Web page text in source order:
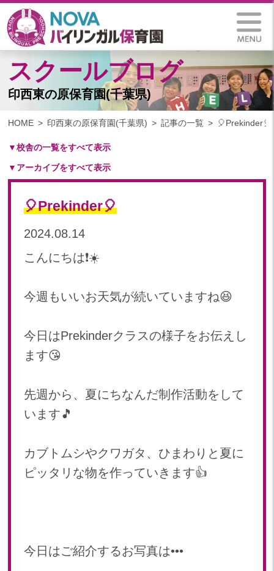
スクールブログ
印西東の原保育園(千葉県)
HOME 印西東の原保育園(千葉県) 記事の一覧 🎈Prekinder🎈
▼校舎の一覧をすべて表示
札幌保育園（北海道）
仙台八木山保育園（宮城県）
仙台富沢保育園（宮城県）
つくば西平塚保育園(茨城県)
札幌東雁来保育園(北海道)
▼アーカイブをすべて表示
2024年 11月(10)
2024年 10月(20)
2024年 08月(21)
2024年 06月(19)
2024年 04月(20)
2024年 02月(19)
2023
2023年 12月(20)
2023年 10月(21)
2023年 09月(19)
2023年 04月(19)
🎈Prekinder🎈
2024.08.14
こんにちは❗️☀️
今週もいいお天気が続いていますね😆
今日はPrekinderクラスの様子をお伝えし
ます😘
先週から、夏にちなんだ制作活動をして
います🎵
カブトムシやクワガタ、ひまわりと夏に
ピッタリな物を作っていきます👍
今日はご紹介するお写真は•••